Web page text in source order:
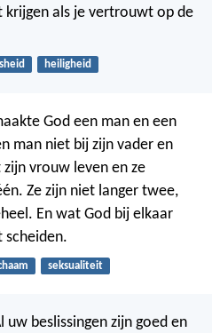
krijgen als je vertrouwt op de
heiligheid
God een man en een
man niet bij zijn vader en
vrouw leven en ze
Ze zijn niet langer twee,
En wat God bij elkaar
scheiden.
seksualiteit
uw beslissingen zijn goed en